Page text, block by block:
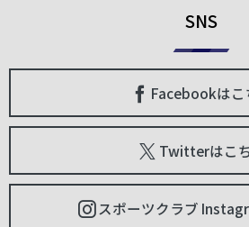
SNS
Facebookはこ
Twitterはこ
スポーツクラブ